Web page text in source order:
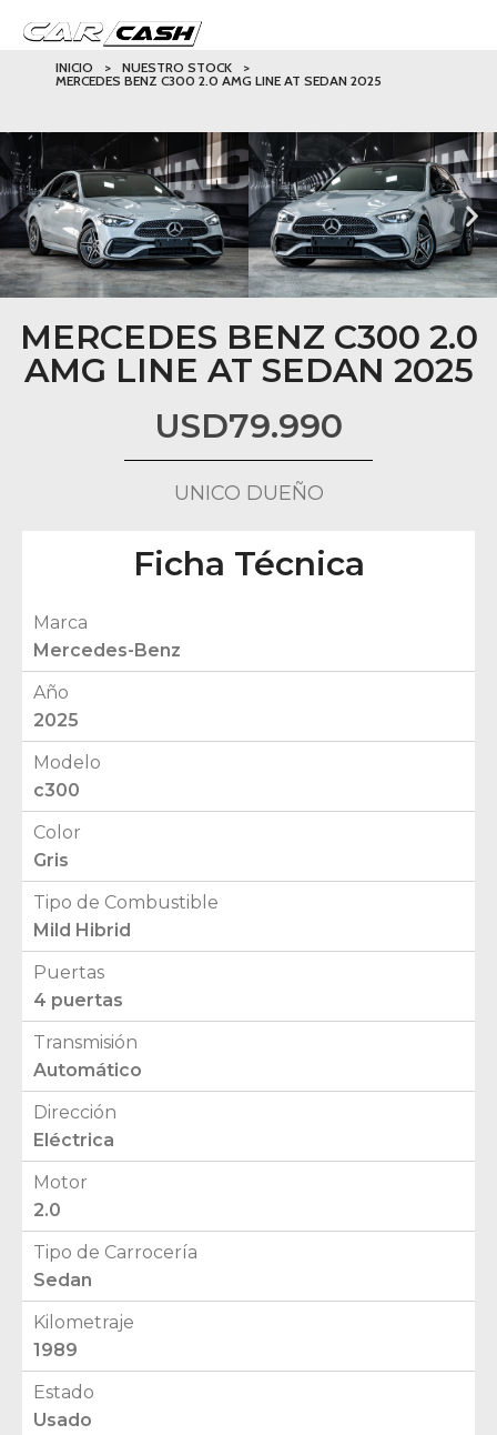
INICIO > NUESTRO STOCK
>
MERCEDES BENZ C300 2.0 AMG LINE AT SEDAN 2025
MERCEDES BENZ C300 2.0
AMG LINE AT SEDAN 2025
USD79.990
UNICO DUEÑO
Ficha Técnica
Marca
Mercedes-Benz
Año
2025
Modelo
c300
Color
Gris
Tipo de Combustible
Mild Hibrid
Puertas
4 puertas
Transmisión
Automático
Dirección
Eléctrica
Motor
2.0
Tipo de Carrocería
Sedan
Kilometraje
1989
Estado
Usado